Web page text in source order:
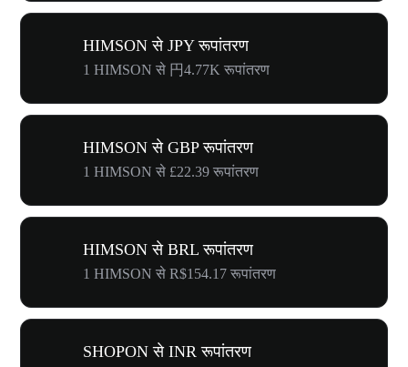
HIMSON से JPY रूपांतरण
1 HIMSON से 円4.77K रूपांतरण
HIMSON से GBP रूपांतरण
1 HIMSON से £22.39 रूपांतरण
HIMSON से BRL रूपांतरण
1 HIMSON से R$154.17 रूपांतरण
SHOPON से INR रूपांतरण